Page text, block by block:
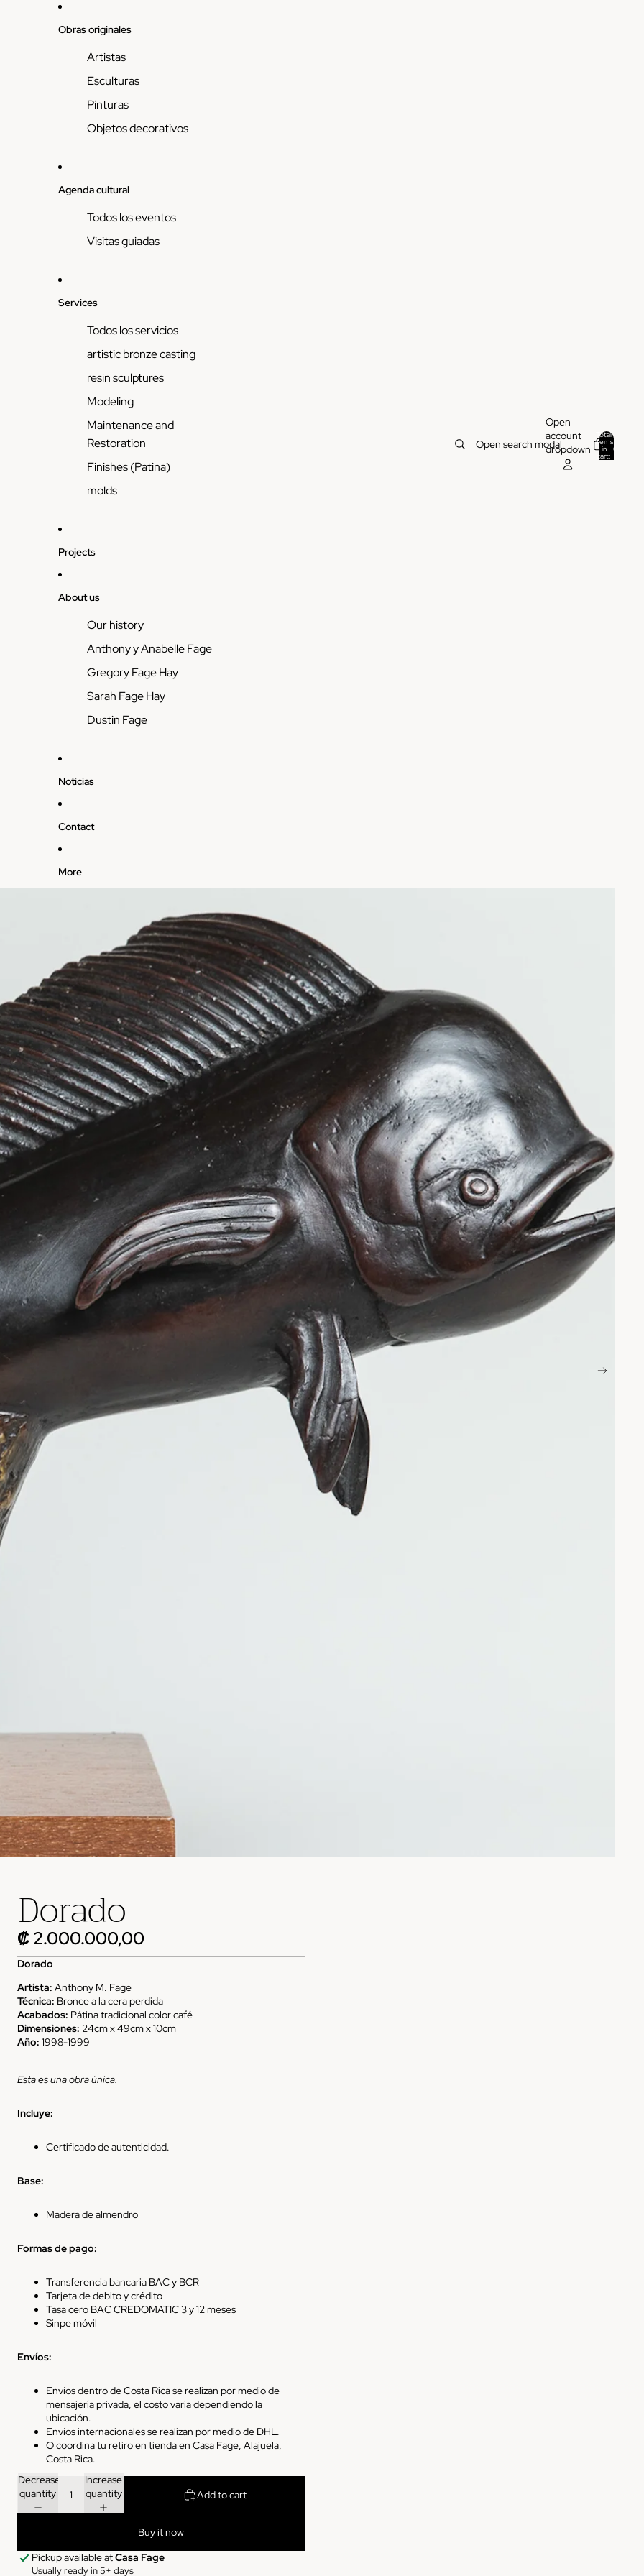
Obras originales
Artistas
Esculturas
Pinturas
Objetos decorativos
Agenda cultural
Todos los eventos
Visitas guiadas
Services
Todos los servicios
artistic bronze casting
resin sculptures
Modeling
Maintenance and
Restoration
Finishes (Patina)
molds
Projects
About us
Our history
Anthony y Anabelle Fage
Gregory Fage Hay
Sarah Fage Hay
Dustin Fage
Noticias
Contact
More
Open search modal
Open
account
dropdown
Total
items
in
cart:
0
0
Dorado
₡ 2.000.000,00
Dorado
Artista: Anthony M. Fage
Técnica: Bronce a la cera perdida
Acabados: Pátina tradicional color café
Dimensiones: 24cm x 49cm x 10cm
Año: 1998-1999
Esta es una obra única.
Incluye:
Certificado de autenticidad.
Base:
Madera de almendro
Formas de pago:
Transferencia bancaria BAC y BCR
Tarjeta de debito y crédito
Tasa cero BAC CREDOMATIC 3 y 12 meses
Sinpemóvil
Envíos:
Envíosdentro de Costa Ricase realizan por medio de
mensajería privada, el costo varia dependiendo la
ubicación.
Envíosinternacionalesse realizan por medio de DHL.
O coordina tu retiro en tienda en Casa Fage, Alajuela,
Costa Rica.
Decrease
quantity
Increase
quantity
Add to cart
Buy it now
Pickup available atCasa Fage
Usually ready in 5+ days